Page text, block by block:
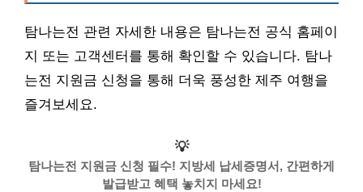
탐나는전 관련 자세한 내용은 탐나는전 공식 홈페이
지 또는 고객센터를 통해 확인할 수 있습니다. 탐나
는전 지원금 신청을 통해 더욱 풍성한 제주 여행을
즐겨보세요.
💡
탐나는전 지원금 신청 필수! 지방세 납세증명서, 간편하게
발급받고 혜택 놓치지 마세요!